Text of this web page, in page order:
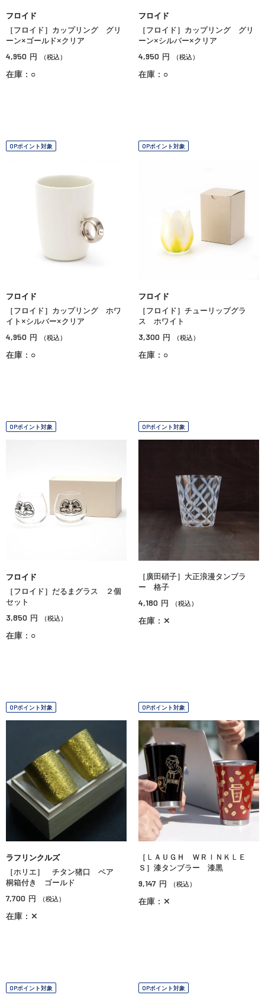
フロイド
［フロイド］カップリング グリ
ーン×ゴールド×クリア
4,950 円 （税込）
在庫：○
フロイド
［フロイド］カップリング グリ
ーン×シルバー×クリア
4,950 円 （税込）
在庫：○
OPポイント対象
フロイド
［フロイド］カップリング ホワ
イト×シルバー×クリア
4,950 円 （税込）
在庫：○
OPポイント対象
フロイド
［フロイド］チューリップグラ
ス ホワイト
3,300 円 （税込）
在庫：○
OPポイント対象
フロイド
［フロイド］だるまグラス ２個
セット
3,850 円 （税込）
在庫：○
OPポイント対象
［廣田硝子］大正浪漫タンブラ
ー 格子
4,180 円 （税込）
在庫：✕
OPポイント対象
ラフリンクルズ
［ホリエ］ チタン猪口 ペア
桐箱付き ゴールド
7,700 円 （税込）
在庫：✕
OPポイント対象
［ＬＡＵＧＨ ＷＲＩＮＫＬＥ
Ｓ］漆タンブラー 漆黒
9,147 円 （税込）
在庫：✕
OPポイント対象 OPポイント対象